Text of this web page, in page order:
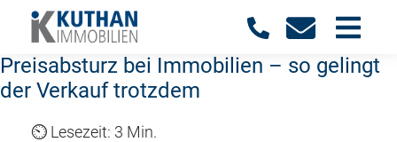
Preisabsturz bei Immobilien – so gelingt
der Verkauf trotzdem
3 Min.